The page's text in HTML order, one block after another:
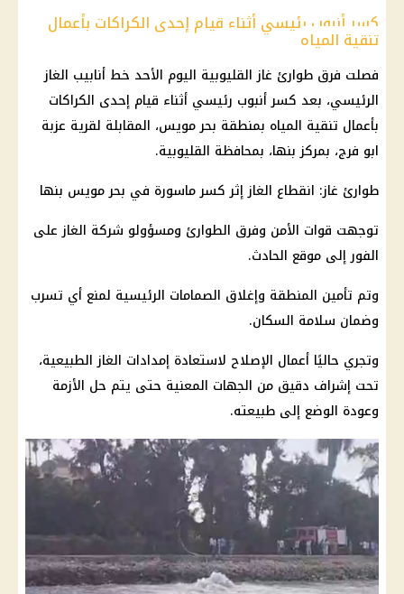
كسر أنبوب رئيسي أثناء قيام إحدى الكراكات بأعمال
تنقية المياه
فصلت فرق طوارئ غاز القليوبية اليوم الأحد خط أنابيب الغاز
الرئيسي، بعد كسر أنبوب رئيسي أثناء قيام إحدى الكراكات
بأعمال تنقية المياه بمنطقة بحر مويس، المقابلة لقرية عزبة
ابو فرج، بمركز بنها، بمحافظة القليوبية.
طوارئ غاز: انقطاع الغاز إثر كسر ماسورة في بحر مويس بنها
توجهت قوات الأمن وفرق الطوارئ ومسؤولو شركة الغاز على
الفور إلى موقع الحادث.
وتم تأمين المنطقة وإغلاق الصمامات الرئيسية لمنع أي تسرب
وضمان سلامة السكان.
وتجري حاليًا أعمال الإصلاح لاستعادة إمدادات الغاز الطبيعية،
تحت إشراف دقيق من الجهات المعنية حتى يتم حل الأزمة
وعودة الوضع إلى طبيعته.